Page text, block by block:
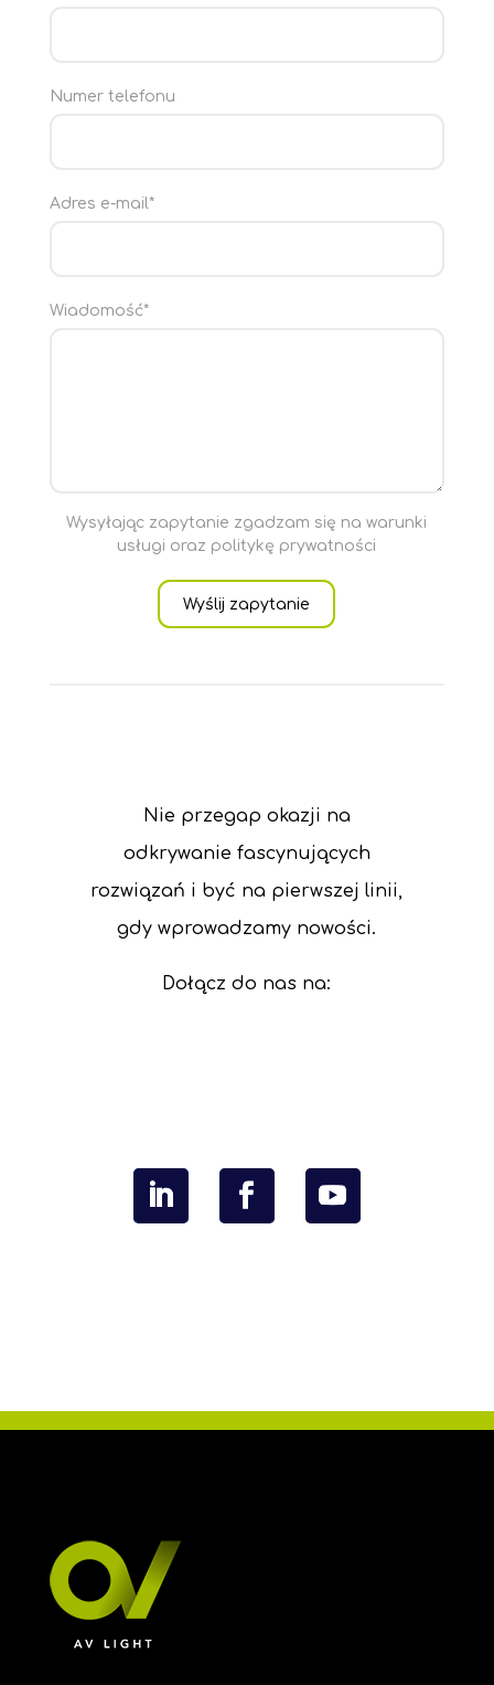
Numer telefonu
Adres e-mail*
Wiadomość*
Wysyłając zapytanie zgadzam się na warunki
usługi oraz politykę prywatności
Wyślij zapytanie
Nie przegap okazji na
odkrywanie fascynujących
rozwiązań i być na pierwszej linii,
gdy wprowadzamy nowości.
Dołącz do nas na: